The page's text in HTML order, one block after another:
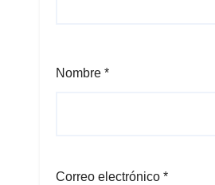
Nombre *
Correo electrónico *